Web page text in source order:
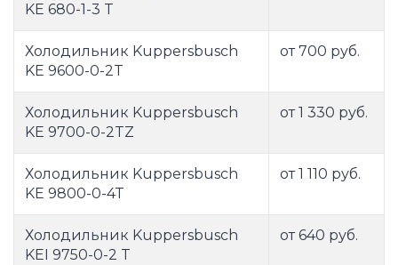
KE 680-1-3 T
Холодильник Kuppersbusch
KE 9600-0-2T
от 700 руб.
Холодильник Kuppersbusch
KE 9700-0-2TZ
от 1 330 руб.
Холодильник Kuppersbusch
KE 9800-0-4T
от 1 110 руб.
Холодильник Kuppersbusch
KEI 9750-0-2 T
от 640 руб.